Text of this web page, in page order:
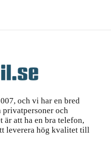
och vi har en bred
privatpersoner och
att ha en bra telefon,
leverera hög kvalitet till